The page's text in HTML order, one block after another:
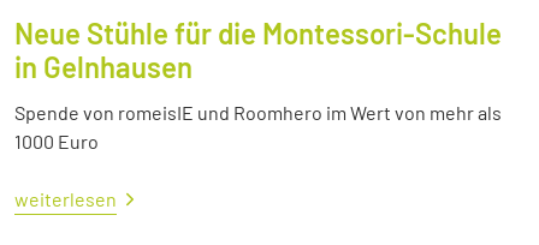
Neue Stühle für die Montessori-Schule
in Gelnhausen
Spende von romeisIE und Roomhero im Wert von mehr als
1000 Euro
weiterlesen